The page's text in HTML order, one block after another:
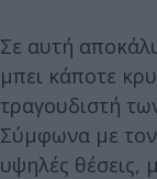
Σε αυτή
μπει κάποτε
τραγουδιστή
Σύμφωνα με τον
υψηλές θέσεις,